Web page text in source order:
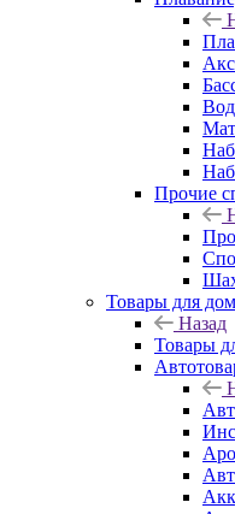
Прочие
Товары для
Назад
Товары